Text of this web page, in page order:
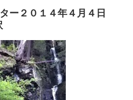
ー２０１４年４月４日